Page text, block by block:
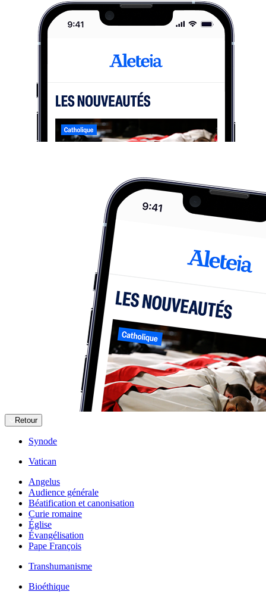
Retour
Synode
Vatican
Angelus
Audience générale
Béatification et canonisation
Curie romaine
Église
Évangélisation
Pape François
Transhumanisme
Bioéthique